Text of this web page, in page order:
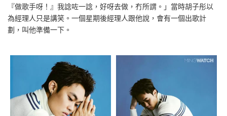
『做歌手呀！』我諗咗一諗，好呀去做，冇所謂。」當時胡子彤以
為經理人只是講笑。一個星期後經理人跟他說，會有一個出歌計
劃，叫他準備一下。